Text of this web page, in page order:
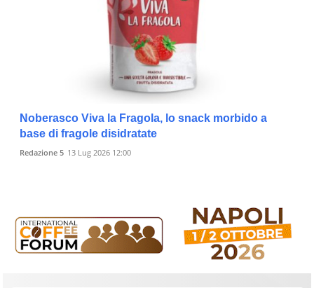
Noberasco Viva la Fragola, lo snack morbido a
base di fragole disidratate
Redazione 5 13 Lug 2026 12:00